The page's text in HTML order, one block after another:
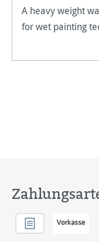
A heavy weight
for wet painting